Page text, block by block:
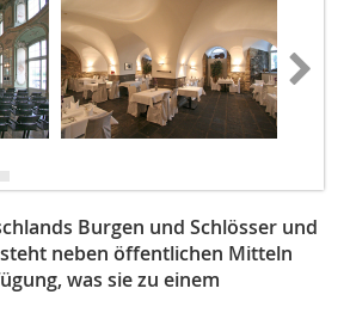
Burgen und Schlösser und
neben öffentlichen Mitteln
was sie zu einem